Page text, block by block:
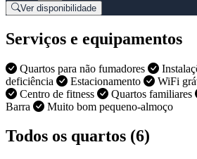
Ver disponibilidade
Serviços e equipamentos
Quartos para não fumadores
deficiência
Estacionamento WiFi
Centro de fitness
Quartos familiares
Barra
Muito bom pequeno-almoço
Todos os quartos (6)